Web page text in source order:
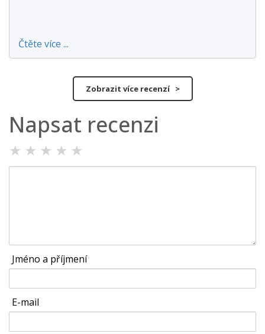
Čtěte více ...
Zobrazit více recenzí >
Napsat recenzi
★ ★ ★ ★ ★
Jméno a příjmení
E-mail